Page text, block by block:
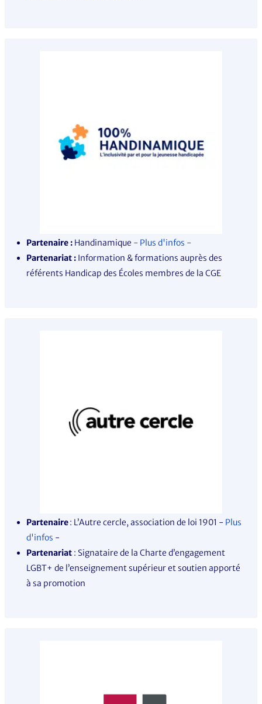
Partenaire :Handinamique - Plus d'infos -
Partenariat :Information & formations auprès des
référents Handicap des Écoles membres de la CGE
Partenaire: L’Autre cercle, association de loi 1901 - Plus
d'infos -
Partenariat : Signataire de la Charte d’engagement
LGBT+ de l’enseignement supérieur et soutien apporté
à sa promotion